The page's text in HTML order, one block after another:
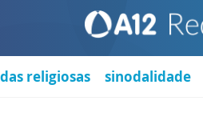
religiosas sinodalidade